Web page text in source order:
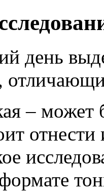
день
–
отнести